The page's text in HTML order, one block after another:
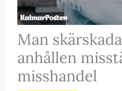
Man
anhållen
misshandel